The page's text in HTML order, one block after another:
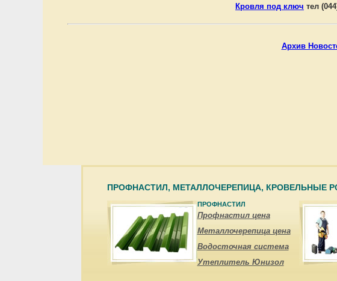
Кровля под ключ тел
Архив
ПРОФНАСТИЛ, МЕТАЛЛОЧЕРЕПИЦА, КРОВЕЛЬНЫЕ
ПРОФНАСТИЛ
Профнастил цена
Металлочерепица цена
Водосточная система
Утеплитель Юнизол